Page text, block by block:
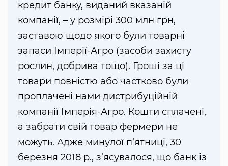
кредит банку, виданий вказаній
компанії, – у розмірі 300 млн грн,
заставою щодо якого були товарні
запаси Імперії-Агро (засоби захисту
рослин, добрива тощо). Гроші за ці
товари повністю або частково були
проплачені нами дистрибуційній
компанії Імперія-Агро. Кошти сплачені,
а забрати свій товар фермери не
можуть. Адже минулої п’ятниці, 30
березня 2018 р., з’ясувалося, що банк із